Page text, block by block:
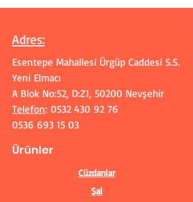
Adres:
Esentepe Mahallesi Ürgüp Caddesi S.S.
Yeni Elmacı
A Blok No:52, D:Z1, 50200 Nevşehir
Telefon: 0532 430 92 76
0536 693 15 03
Ürünler
Cüzdanlar
Şal